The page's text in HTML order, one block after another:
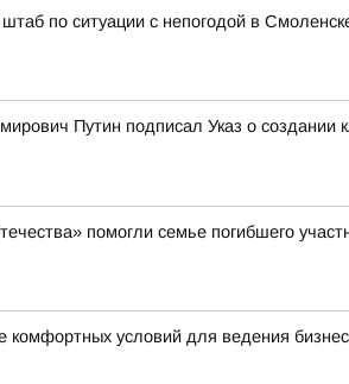
по ситуации с непогодой в
Путин подписал Указ о создании
помогли семье погибшего
комфортных условий для ведения